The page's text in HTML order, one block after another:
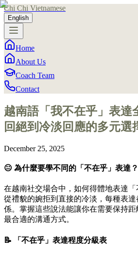
Chi Chi Vietnamese
English
Home
About Us
Coach Team
Contact
越南語「我不在乎」表達
回絕到冷淡回應的多元選
December 25, 2025
😐 為什麼要學不同的「不在乎」表達？
在越南社交場合中，如何得體地表達「
從禮貌的婉拒到直接的冷淡，每種表
係。掌握這些說法能讓你在需要保持
最合適的溝通方式。
📝 「不在乎」表達程度分級表